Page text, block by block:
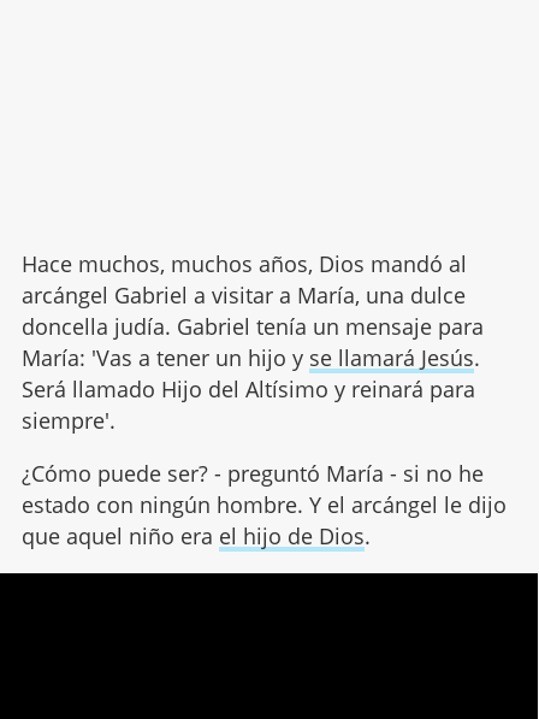
Hace muchos, muchos años, Dios mandó al
arcángel Gabriel a visitar a María, una dulce
doncella judía. Gabriel tenía un mensaje para
María: 'Vas a tener un hijo y se llamará Jesús.
Será llamado Hijo del Altísimo y reinará para
siempre'.
¿Cómo puede ser? - preguntó María - si no he
estado con ningún hombre. Y el arcángel le dijo
que aquel niño era el hijo de Dios.